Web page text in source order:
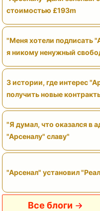
стоимостью £193m
"Меня хотели подписать
я никому ненужный
3 истории, где интерес
получить новые
"Я думал, что оказался в
"Арсеналу" славу"
"Арсенал" установил
Все блоги